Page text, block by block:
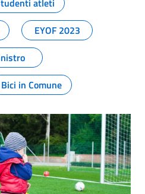
atleti
EYOF 2023
Bici in Comune